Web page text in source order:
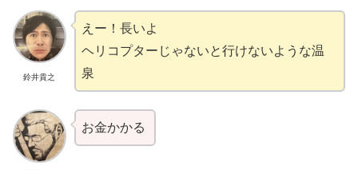
鈴井貴之
えー！長いよ
ヘリコプターじゃないと行けないような温
泉
お金かかる